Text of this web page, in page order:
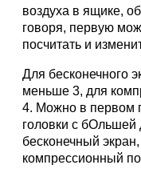
воздуха в ящике,
говоря, первую
посчитать и
Для бесконечного
меньше 3, для
4. Можно в первом
головки с бОльшей
бесконечный
компрессионный